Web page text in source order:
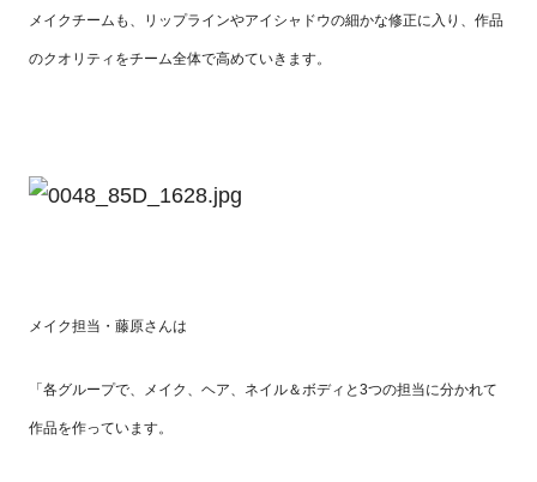
メイクチームも、リップラインやアイシャドウの細かな修正に入り、作品
のクオリティをチーム全体で高めていきます。
メイク担当・藤原さんは
「各グループで、メイク、ヘア、ネイル＆ボディと3つの担当に分かれて
作品を作っています。